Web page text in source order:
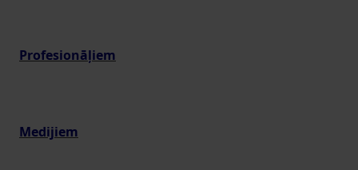
Profesionāļiem
Medijiem